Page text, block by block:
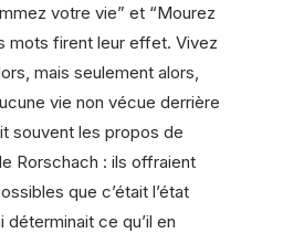
votre vie” et “Mourez
mots firent leur effet. Vivez
mais seulement alors,
vie non vécue derrière
souvent les propos de
Rorschach : ils offraient
que c’était l’état
déterminait ce qu’il en